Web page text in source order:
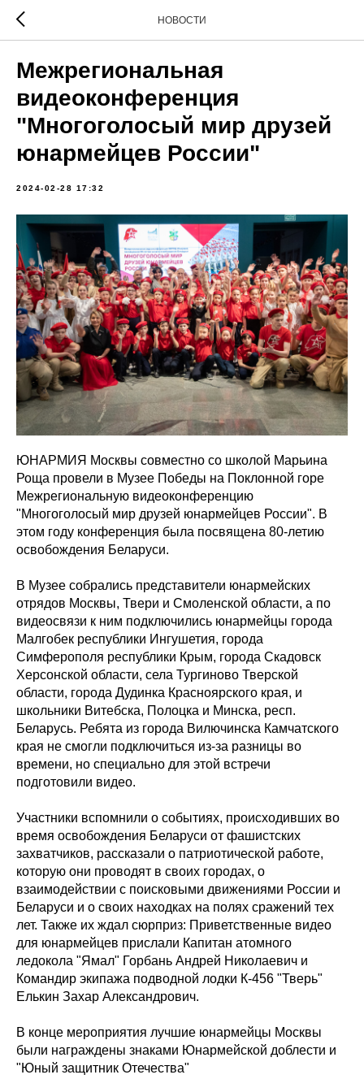
НОВОСТИ
Межрегиональная
видеоконференция
"Многоголосый мир друзей
юнармейцев России"
2024-02-28 17:32
ЮНАРМИЯ Москвы совместно со школой Марьина
Роща провели в Музее Победы на Поклонной горе
Межрегиональную видеоконференцию
"Многоголосый мир друзей юнармейцев России". В
этом году конференция была посвящена 80-летию
освобождения Беларуси.
В Музее собрались представители юнармейских
отрядов Москвы, Твери и Смоленской области, а по
видеосвязи к ним подключились юнармейцы города
Малгобек республики Ингушетия, города
Симферополя республики Крым, города Скадовск
Херсонской области, села Тургиново Тверской
области, города Дудинка Красноярского края, и
школьники Витебска, Полоцка и Минска, респ.
Беларусь. Ребята из города Вилючинска Камчатского
края не смогли подключиться из-за разницы во
времени, но специально для этой встречи
подготовили видео.
Участники вспомнили о событиях, происходивших во
время освобождения Беларуси от фашистских
захватчиков, рассказали о патриотической работе,
которую они проводят в своих городах, о
взаимодействии с поисковыми движениями России и
Беларуси и о своих находках на полях сражений тех
лет. Также их ждал сюрприз: Приветственные видео
для юнармейцев прислали Капитан атомного
ледокола "Ямал" Горбань Андрей Николаевич и
Командир экипажа подводной лодки К-456 "Тверь"
Елькин Захар Александрович.
В конце мероприятия лучшие юнармейцы Москвы
были награждены знаками Юнармейской доблести и
"Юный защитник Отечества"